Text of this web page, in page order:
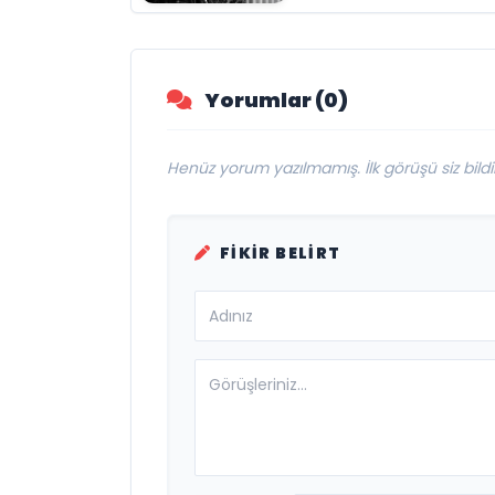
Dünyasının Usta
İsmi Can Kolukısa
Yorumlar (0)
Henüz yorum yazılmamış. İlk görüşü siz
FIKIR BELIRT